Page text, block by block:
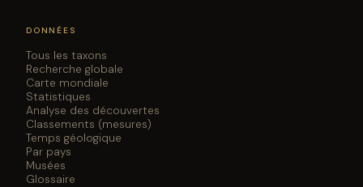
DONNÉES
Tous les taxons
Recherche globale
Carte mondiale
Statistiques
Analyse des découvertes
Classements (mesures)
Temps géologique
Par pays
Musées
Glossaire